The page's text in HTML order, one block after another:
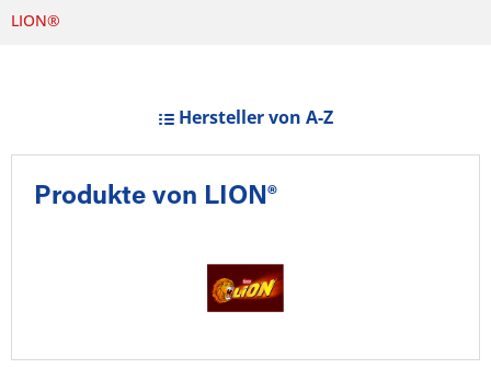
LION®
Hersteller von A-Z
Produkte von LION®